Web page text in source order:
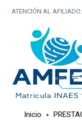
ATENCIÓN AL AFILIADO:
Inicio